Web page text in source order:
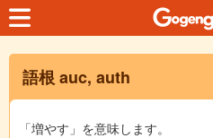
語根 auc, auth
「増やす」を意味します。